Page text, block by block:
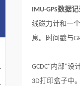
IMU-GPS数据记
线磁力计和一
息。时间戳与
GCDC“内部"设
3D打印盒子中